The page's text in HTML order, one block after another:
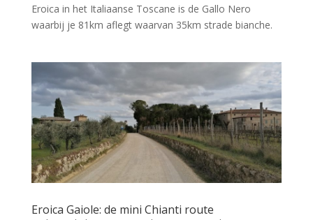
Eroica in het Italiaanse Toscane is de Gallo Nero
waarbij je 81km aflegt waarvan 35km strade bianche.
Eroica Gaiole: de mini Chianti route